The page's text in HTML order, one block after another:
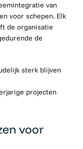
van
voor schepen. Elk
de organisatie
de
sterk blijven
projecten
voor